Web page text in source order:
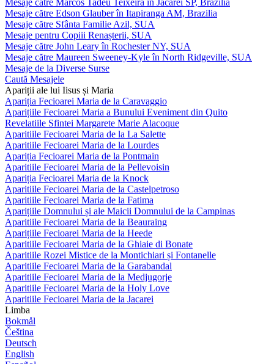
Mesaje către Edson Glauber în Itapiranga AM, Brazilia
Mesaje către Sfânta Familie Azil, SUA
Mesaje pentru Copiii Renașterii, SUA
Mesaje către John Leary în Rochester NY, SUA
Mesaje către Maureen Sweeney-Kyle în North Ridgeville, SUA
Mesaje de la Diverse Surse
Caută Mesajele
Apariții ale lui Iisus și Maria
Apariția Fecioarei Maria de la Caravaggio
Aparițiile Fecioarei Maria a Bunului Eveniment din Quito
Revelatiile Sfintei Margarete Marie Alacoque
Aparitiile Fecioarei Maria de la La Salette
Aparitiile Fecioarei Maria de la Lourdes
Apariția Fecioarei Maria de la Pontmain
Aparitiile Fecioarei Maria de la Pellevoisin
Apariția Fecioarei Maria de la Knock
Aparitiile Fecioarei Maria de la Castelpetroso
Aparitiile Fecioarei Maria de la Fatima
Aparițiile Domnului și ale Maicii Domnului de la Campinas
Aparitiile Fecioarei Maria de la Beauraing
Aparițiile Fecioarei Maria de la Heede
Aparitiile Fecioarei Maria de la Ghiaie di Bonate
Aparitiile Rozei Mistice de la Montichiari și Fontanelle
Aparitiile Fecioarei Maria de la Garabandal
Aparitiile Fecioarei Maria de la Medjugorje
Aparitiile Fecioarei Maria de la Holy Love
Aparitiile Fecioarei Maria de la Jacarei
Limba
Bokmål
Čeština
Deutsch
English